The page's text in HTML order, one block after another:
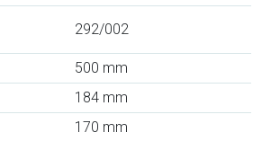
292/002
500 mm
184 mm
170 mm